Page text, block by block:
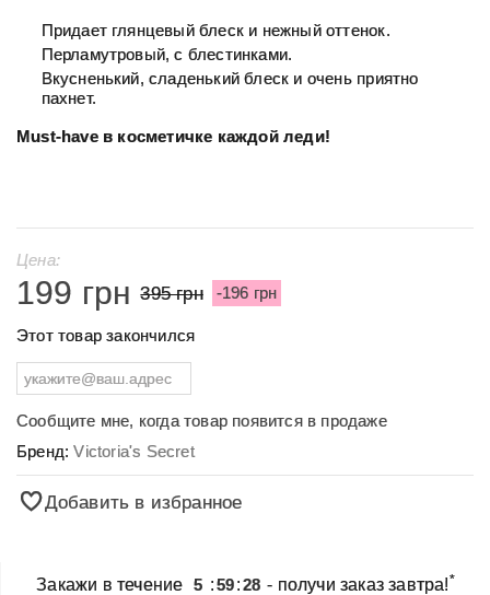
Придает глянцевый блеск и нежный оттенок.
Перламутровый, с блестинками.
Вкусненький, сладенький блеск и очень приятно
пахнет.
Must-have в косметичке каждой леди!
Цена:
199 грн 395 грн -196 грн
Этот товар закончился
Сообщите мне, когда товар появится в продаже
Бренд:Victoria's Secret
Добавить в избранное
Закажи в течение 5 :59:28 - получи заказ завтра!*